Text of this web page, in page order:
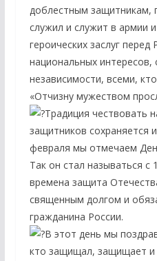
доблестным защитникам,
служил и служит в армии
героических заслуг
национальных интересов,
независимости, всеми,
«Отчизну мужеством
Традиция чествовать
защитников сохраняется
февраля мы отмечаем
Так он стал называться с
времена защита
священным долгом и
гражданина России.
В этот день мы
кто защищал, защищает